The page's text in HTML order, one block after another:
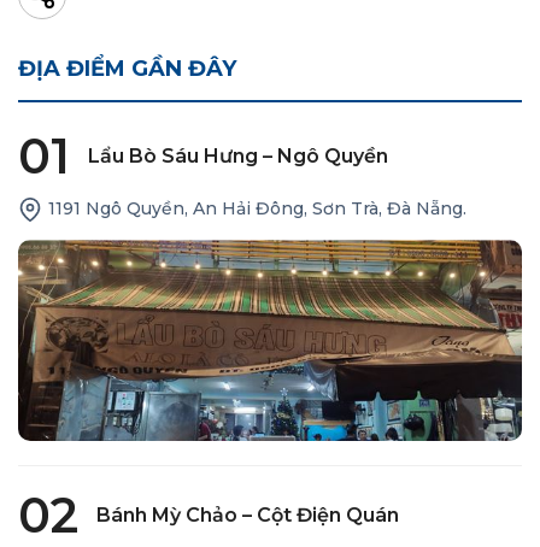
ĐỊA ĐIỂM GẦN ĐÂY
01 Lẩu Bò Sáu Hưng – Ngô Quyền
1191 Ngô Quyền, An Hải Đông, Sơn Trà, Đà Nẵng.
02 Bánh Mỳ Chảo – Cột Điện Quán